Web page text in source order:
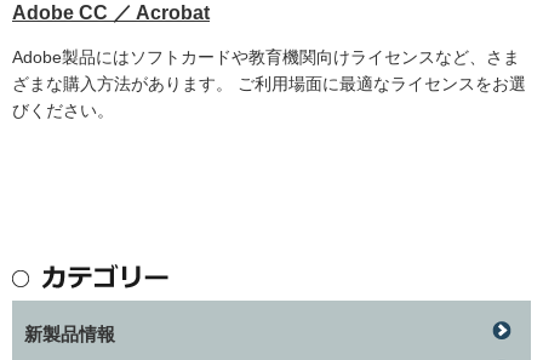
Adobe CC ／ Acrobat
Adobe製品にはソフトカードや教育機関向けライセンスなど、さま
ざまな購入方法があります。 ご利用場面に最適なライセンスをお選
びください。
新製品情報